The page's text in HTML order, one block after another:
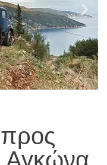
Αγκώνα